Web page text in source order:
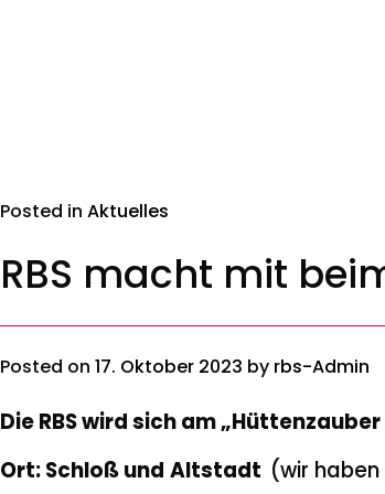
Posted in Aktuelles
RBS macht mit
Posted on 17. Oktober 2023 by rbs-Admin
Die RBS wird sich am „Hüttenzauber
Ort: Schloß und Altstadt (wir